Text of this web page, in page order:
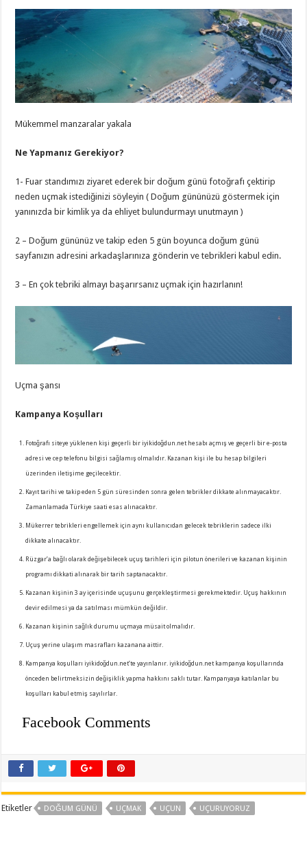
Mükemmel manzaralar yakala
Ne Yapmanız Gerekiyor?
1- Fuar standımızı ziyaret ederek bir doğum günü fotoğrafı çektirip
neden uçmak istediğinizi söyleyin ( Doğum gününüzü göstermek için
yanınızda bir kimlik ya da ehliyet bulundurmayı unutmayın )
2 – Doğum gününüz ve takip eden 5 gün boyunca doğum günü
sayfanızın adresini arkadaşlarınıza gönderin ve tebrikleri kabul edin.
3 – En çok tebriki almayı başarırsanız uçmak için hazırlanın!
Uçma şansı
Kampanya Koşulları
Fotoğrafı siteye yüklenen kişi geçerli bir iyikidoğdun.net hesabı açmış ve geçerli bir e-posta
adresi ve cep telefonu bilgisi sağlamış olmalıdır. Kazanan kişi ile bu hesap bilgileri
üzerinden iletişime geçilecektir.
Kayıt tarihi ve takip eden 5 gün süresinden sonra gelen tebrikler dikkate alınmayacaktır.
Zamanlamada Türkiye saati esas alınacaktır.
Mükerrer tebrikleri engellemek için aynı kullanıcıdan gelecek tebriklerin sadece ilki
dikkate alınacaktır.
Rüzgar’a bağlı olarak değişebilecek uçuş tarihleri için pilotun önerileri ve kazanan kişinin
programı dikkati alınarak bir tarih saptanacaktır.
Kazanan kişinin 3 ay içerisinde uçuşunu gerçekleştirmesi gerekmektedir. Uçuş hakkının
devir edilmesi ya da satılması mümkün değildir.
Kazanan kişinin sağlık durumu uçmaya müsait olmalıdır.
Uçuş yerine ulaşım masrafları kazanana aittir.
Kampanya koşulları iyikidoğdun.net’te yayınlanır. iyikidoğdun.net kampanya koşullarında
önceden belirtmeksizin değişiklik yapma hakkını saklı tutar. Kampanyaya katılanlar bu
koşulları kabul etmiş sayılırlar.
Facebook Comments
Etiketler DOĞUM GÜNÜ UÇMAK UÇUN UÇURUYORUZ